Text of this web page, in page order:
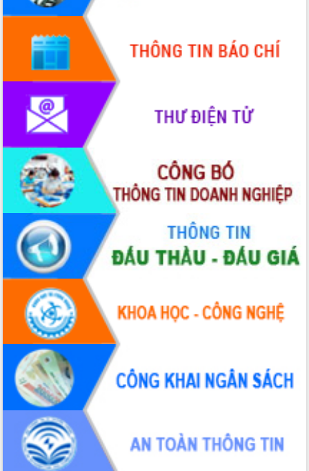
Hội thảo khoa học “Giải pháp thúc đẩy
phát triển nền kinh tế xanh tại tỉnh
Đắk Lắk”
Tăng cường giám sát, đôn đốc thực
hiện nhiệm vụ quản lý tài sản công
hàng tuần
Tháo gỡ những vướng mắc, đẩy mạnh
công tác cải cách thủ tục hành chính
tại Trung tâm Phục vụ hành chính
công tỉnh
Đắk Lắk: Tôn vinh 46 giải pháp tại Hội
thi Sáng tạo Kỹ thuật 2024 - 2025
Đắk Lắk rà soát, điều chỉnh Đề án 190
về phát triển nuôi trồng thủy sản
Phó Chủ tịch UBND tỉnh Đắk Lắk
Trương Công Thái kiểm tra thực địa
Dự án cao tốc Khánh Hòa - Buôn Ma
Thuột
Định vị cà phê Việt Nam như một “di
sản sống” trong dòng chảy toàn cầu
Xây dựng nông thôn mới: Nâng cao đời
sống người dân từ những mô hình thiết
Quyết liệt tháo gỡ vướng mắc, đẩy
nhanh tiến độ các dự án trọng điểm
trong Khu kinh tế Nam Phú Yên
Hòn Yến phát triển du lịch gắn với bảo
tồn biển
Lấy ý kiến điều chỉnh Quy hoạch tỉnh
Đắk Lắk thời kỳ 2021-2030, tầm nhìn
đến năm 2050